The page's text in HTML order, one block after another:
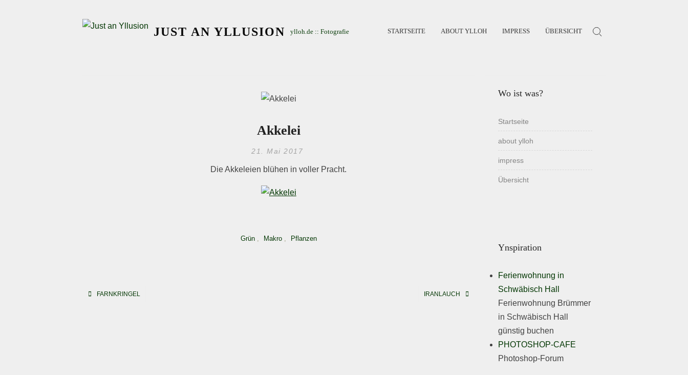
JUST AN YLLUSION ylloh.de :: Fotografie STARTSEITE ABOUT YLLOH IMPRESS ÜBERSICHT Search for:
Akkelei
21. Mai 2017
Die Akkeleien blühen in voller Pracht.
Grün, Makro, Pflanzen
Beitragsnavigation
FARNKRINGEL IRANLAUCH
Wo ist was?
Startseite
about ylloh
impress
Übersicht
Ynspiration
Ferienwohnung in
Schwäbisch Hall
Ferienwohnung Brümmer
in Schwäbisch Hall
günstig buchen
PHOTOSHOP-CAFE
Photoshop-Forum